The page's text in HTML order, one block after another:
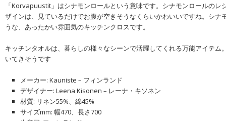
「Korvapuustit」はシナモンロールという意味です。シナモンロールのレ
ザインは、見ているだけでお腹が空きそうなくらいかわいいですね。シナ
うな、あったかい雰囲気のキッチンクロスです。
キッチンタオルは、暮らしの様々なシーンで活躍してくれる万能アイテム
いてきそうです
メーカー: Kauniste – フィンランド
デザイナー: Leena Kisonen – レーナ・キソネン
材質: リネン55%、綿45%
サイズmm: 幅470、長さ700